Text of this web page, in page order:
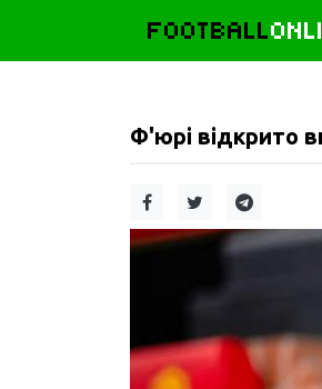
FOOTBALL
Ф'юрі відкрито